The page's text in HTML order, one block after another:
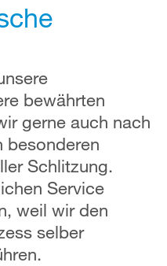
bewährten
gerne auch nach
besonderen
Schlitzung.
Service
weil wir den
selber